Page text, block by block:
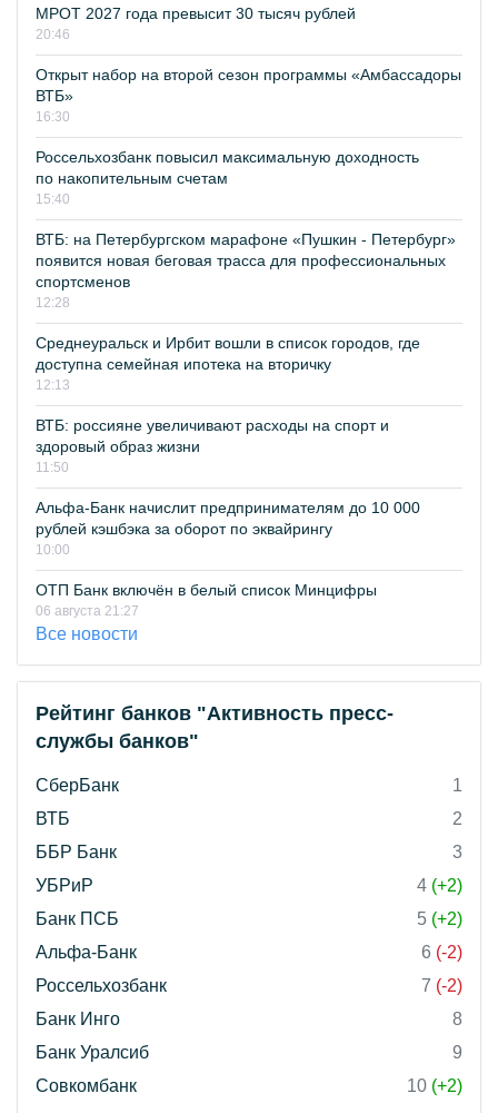
МРОТ 2027 года превысит 30 тысяч рублей
20:46
Открыт набор на второй сезон программы «Амбассадоры
ВТБ»
16:30
Россельхозбанк повысил максимальную доходность
по накопительным счетам
15:40
ВТБ: на Петербургском марафоне «Пушкин - Петербург»
появится новая беговая трасса для профессиональных
спортсменов
12:28
Среднеуральск и Ирбит вошли в список городов, где
доступна семейная ипотека на вторичку
12:13
ВТБ: россияне увеличивают расходы на спорт и
здоровый образ жизни
11:50
Альфа-Банк начислит предпринимателям до 10 000
рублей кэшбэка за оборот по эквайрингу
10:00
ОТП Банк включён в белый список Минцифры
06 августа 21:27
Все новости
Рейтинг банков "Активность пресс-
службы банков"
СберБанк
1
ВТБ
2
ББР Банк
3
УБРиР
4 (+2)
Банк ПСБ
5 (+2)
Альфа-Банк
6 (-2)
Россельхозбанк
7 (-2)
Банк Инго
8
Банк Уралсиб
9
Совкомбанк
10 (+2)